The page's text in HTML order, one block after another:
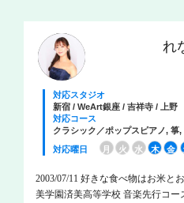
れ
対応スタジオ
新宿 / WeArt銀座 / 吉祥寺 / 上野
対応コース
クラシック／ポップスピアノ, 箏
対応曜日
月 火 水 木 金
2003/07/11 好きな食べ物はお米
美学園済美高等学校 音楽先行コー